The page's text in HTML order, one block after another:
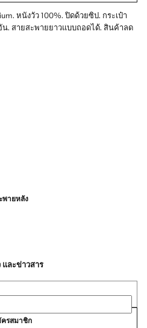
หนังวัว 100%. ปิดด้วยซิป. กระเป๋า
. สายสะพายยาวแบบถอดได้. สินค้าลด
สสิกที่มีเส้นสายเรียบง่ายและออกแบบ
ณภาพสูงเพื่อตู้เสื้อผ้าที่เข้ากับทุกยุค
พายหลัง
ละข่าวสาร
รสมาชิก